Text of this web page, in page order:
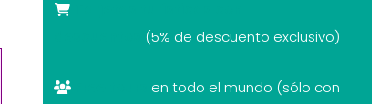
(5% de descuento exclusivo)
en todo el mundo (sólo con